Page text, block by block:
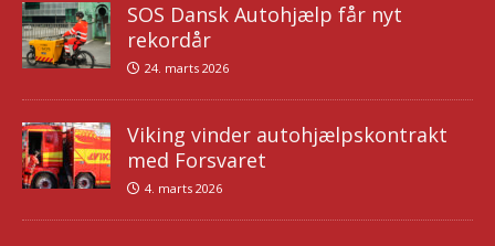
SOS Dansk Autohjælp får nyt
rekordår
24. marts 2026
Viking vinder autohjælpskontrakt
med Forsvaret
4. marts 2026